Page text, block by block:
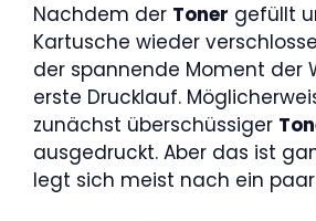
Nachdem der Toner gefüllt
Kartusche wieder
der spannende Moment der
erste Drucklauf.
zunächst überschüssiger
ausgedruckt. Aber das ist
legt sich meist nach ein